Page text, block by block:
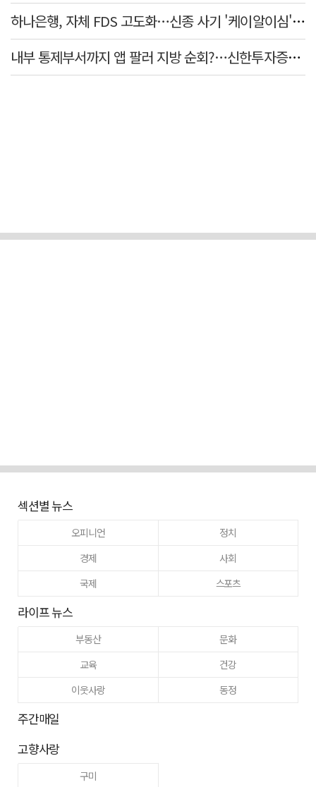
하나은행, 자체 FDS 고도화…신종 사기 '케이알이심' 예방
내부 통제부서까지 앱 팔러 지방 순회?…신한투자증권의 도 넘은 '슈퍼SOL' 쥐어짜기
섹션별 뉴스
오피니언
정치
경제
사회
국제
스포츠
라이프 뉴스
부동산
문화
교육
건강
이웃사랑
동정
주간매일
고향사랑
구미